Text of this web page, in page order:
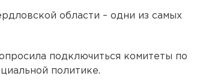
области – одни из самых
подключиться комитеты по
политике.